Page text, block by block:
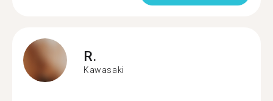
R.
Kawasaki